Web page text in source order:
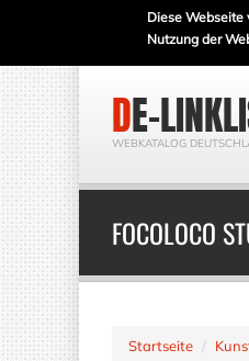
Diese Webseite
Nutzung der
DE-
WEBKATALOG
FOCOLOCO
Startseite